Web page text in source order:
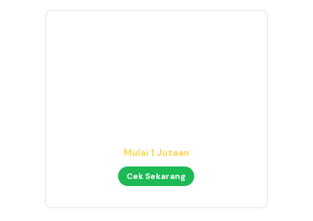
Mulai 1 Jutaan
Cek Sekarang